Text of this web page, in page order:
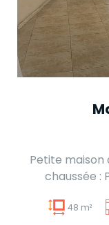
Petite maison
chaussée :
48 m²